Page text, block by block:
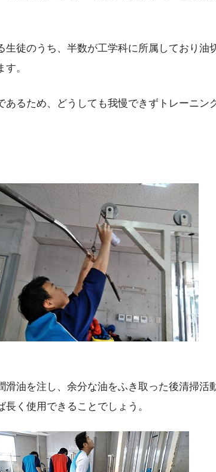
生徒のうち、半数が工学科に所属しており油
。
あるため、どうしても我慢できずトレーニン
滑油を注し、余分な油をふき取った後清掃活
く使用できることでしょう。